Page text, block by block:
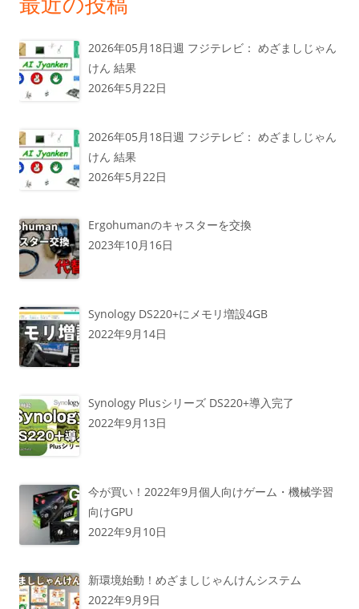
2026年05月18日週 フジテレビ： めざましじゃん
けん 結果
2026年5月22日
2026年05月18日週 フジテレビ： めざましじゃん
けん 結果
2026年5月22日
Ergohumanのキャスターを交換
2023年10月16日
Synology DS220+にメモリ増設4GB
2022年9月14日
Synology Plusシリーズ DS220+導入完了
2022年9月13日
今が買い！2022年9月個人向けゲーム・機械学習
向けGPU
2022年9月10日
新環境始動！めざましじゃんけんシステム
2022年9月9日